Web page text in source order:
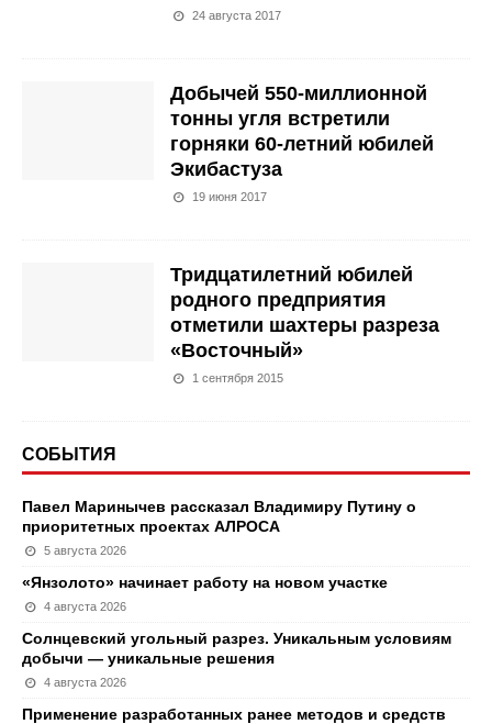
24 августа 2017
Добычей 550-миллионной
тонны угля встретили
горняки 60-летний юбилей
Экибастуза
19 июня 2017
Тридцатилетний юбилей
родного предприятия
отметили шахтеры разреза
«Восточный»
1 сентября 2015
СОБЫТИЯ
Павел Маринычев рассказал Владимиру Путину о
приоритетных проектах АЛРОСА
5 августа 2026
«Янзолото» начинает работу на новом участке
4 августа 2026
Солнцевский угольный разрез. Уникальным условиям
добычи — уникальные решения
4 августа 2026
Применение разработанных ранее методов и средств